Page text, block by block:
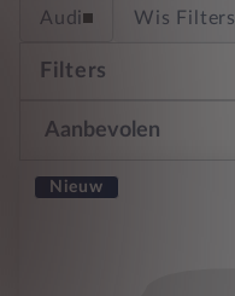
Audi Wis Filters
Filters
Nieuw